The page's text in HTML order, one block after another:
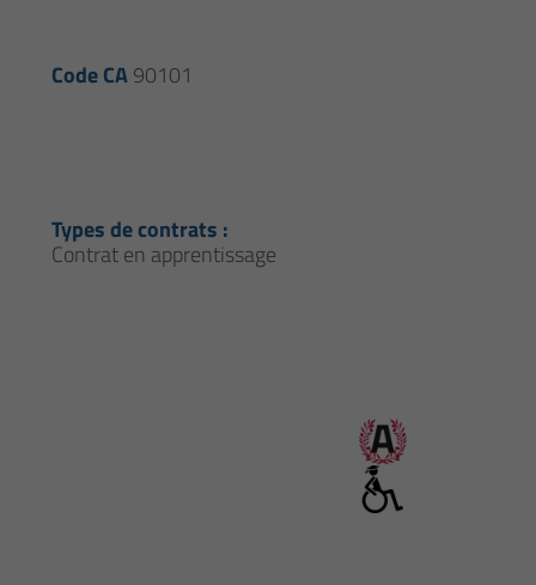
Code CA90101
Types de contrats :
Contrat en apprentissage